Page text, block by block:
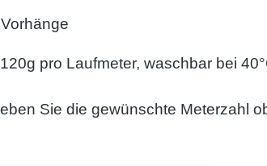
pro Laufmeter, waschbar bei
Sie die gewünschte Meterzahl